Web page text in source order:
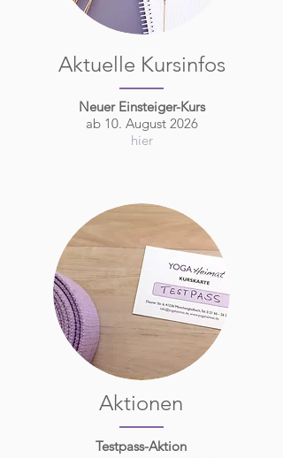
Aktuelle Kursinfos
Neuer Einsteiger-Kurs
ab 10. August 2026
hier
Aktionen
Testpass-Aktion